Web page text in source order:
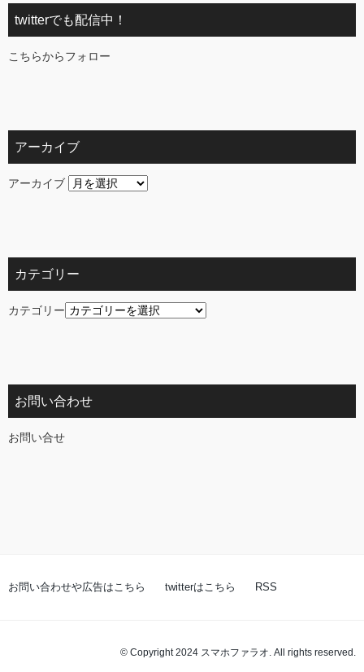
twitterでも配信中！
こちらからフォロー
アーカイブ
アーカイブ
カテゴリー
カテゴリー
お問い合わせ
お問い合せ
お問い合わせや広告はこちら twitterはこちら RSS
© Copyright 2024 スマホファラオ. All rights reserved.